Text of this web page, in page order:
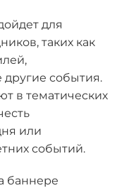
для
таких как
события.
в тематических
или
событий.
баннере